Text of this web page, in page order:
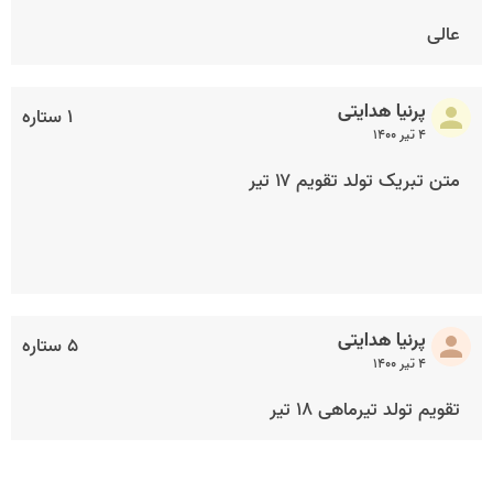
عالی
۱ ستاره پرنیا هدایتی
۴ تیر ۱۴۰۰
متن تبریک تولد تقویم ۱۷ تیر
۵ ستاره پرنیا هدایتی
۴ تیر ۱۴۰۰
تقویم تولد تیرماهی ۱۸ تیر